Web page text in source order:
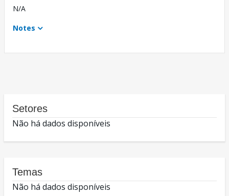
N/A
Notes
Setores
Não há dados disponíveis
Temas
Não há dados disponíveis